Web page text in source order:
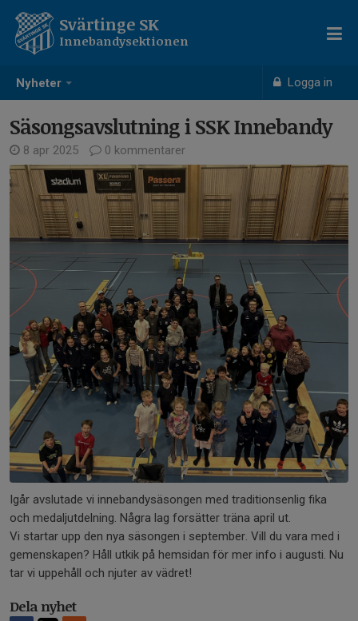
Nyheter Logga in
Svärtinge SK
Innebandysektionen
Säsongsavslutning i SSK Innebandy
8 apr 2025 0 kommentarer
Igår avslutade vi innebandysäsongen med traditionsenlig fika
och medaljutdelning. Några lag forsätter träna april ut.
Vi startar upp den nya säsongen i september. Vill du vara med i
gemenskapen? Håll utkik på hemsidan för mer info i augusti. Nu
tar vi uppehåll och njuter av vädret!
Dela nyhet